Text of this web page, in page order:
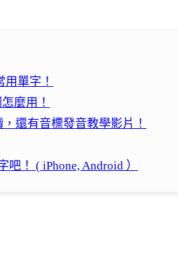
單字！
麼用！
還有音標發音教學影片！
！ ( iPhone, Android ）